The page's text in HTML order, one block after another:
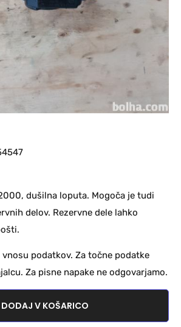
dušilna loputa. Mogoča je tudi
delov. Rezervne dele lahko
podatkov. Za točne podatke
Za pisne napake ne odgovarjamo.
DODAJ V KOŠARICO